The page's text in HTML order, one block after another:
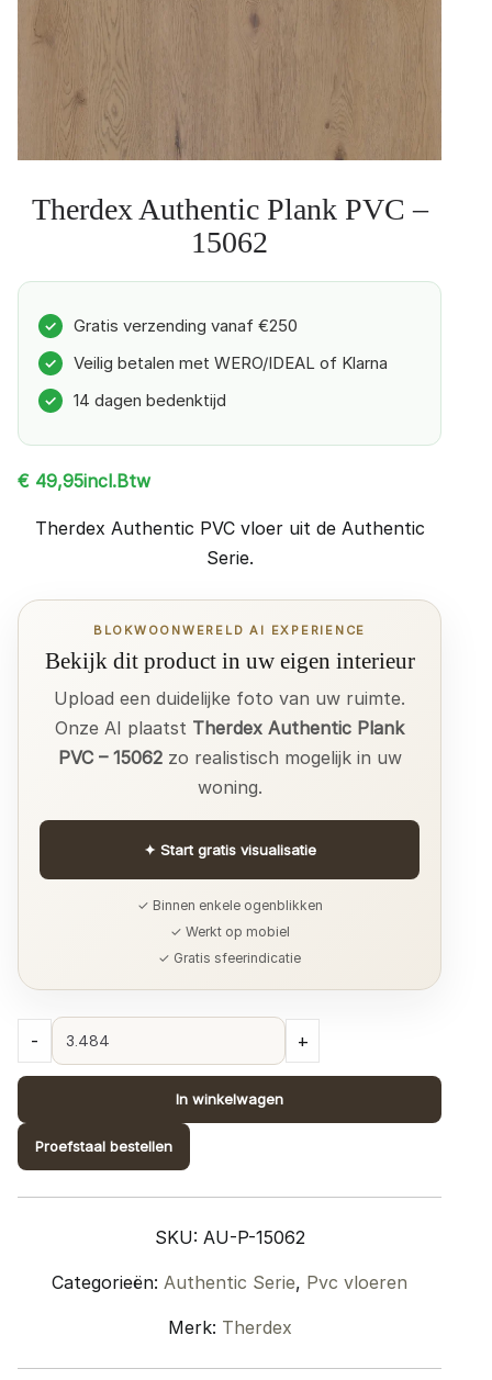
Therdex Authentic Plank PVC –
15062
✓ Gratis verzending vanaf €250
✓ Veilig betalen met WERO/IDEAL of Klarna
✓ 14 dagen bedenktijd
€ 49,95incl.Btw
Therdex Authentic PVC vloer uit de Authentic
Serie.
BLOKWOONWERELD AI EXPERIENCE
Bekijk dit product in uw eigen interieur
Upload een duidelijke foto van uw ruimte.
Onze AI plaatst Therdex Authentic Plank
PVC – 15062zo realistisch mogelijk in uw
woning.
✦ Start gratis visualisatie
✓ Binnen enkele ogenblikken
✓ Werkt op mobiel
✓ Gratis sfeerindicatie
PVC
–
15062
quantity
- +
In winkelwagen
Proefstaal bestellen
SKU: AU-P-15062
Categorieën: Authentic Serie, Pvc vloeren
Merk: Therdex